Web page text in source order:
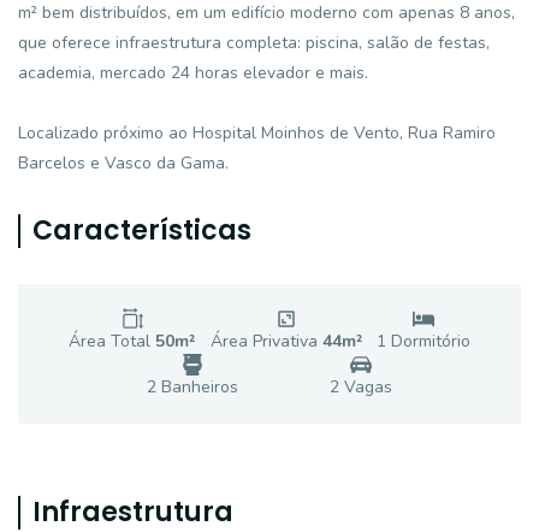
m² bem distribuídos, em um edifício moderno com apenas 8 anos,
que oferece infraestrutura completa: piscina, salão de festas,
academia, mercado 24 horas elevador e mais.
Localizado próximo ao Hospital Moinhos de Vento, Rua Ramiro
Barcelos e Vasco da Gama.
Características
Área Total 50m² Área Privativa 44m² 1 Dormitório
2Banheiros 2 Vagas
Infraestrutura